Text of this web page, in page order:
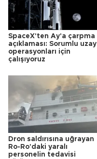
SpaceX'ten Ay'a çarpma
açıklaması: Sorumlu uzay
operasyonları için
çalışıyoruz
Dron saldırısına uğrayan
Ro-Ro'daki yaralı
personelin tedavisi